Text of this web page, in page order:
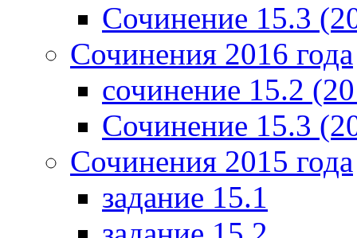
Сочинение 15.3
Сочинения 2016 года
сочинение 15.2
Сочинение 15.3
Сочинения 2015 года
задание 15.1